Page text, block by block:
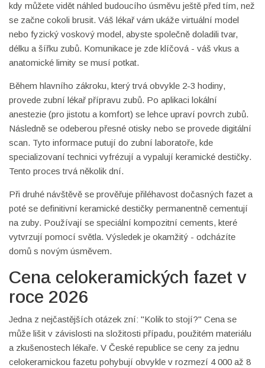
kdy můžete vidět náhled budoucího úsměvu ještě před tím, než
se začne cokoli brusit. Váš lékař vám ukáže virtuální model
nebo fyzický voskový model, abyste společně doladili tvar,
délku a šířku zubů. Komunikace je zde klíčová - váš vkus a
anatomické limity se musí potkat.
Během hlavního zákroku, který trvá obvykle 2-3 hodiny,
provede zubní lékař přípravu zubů. Po aplikaci lokální
anestezie (pro jistotu a komfort) se lehce upraví povrch zubů.
Následně se odeberou přesné otisky nebo se provede digitální
scan. Tyto informace putují do zubní laboratoře, kde
specializovaní technici vyfrézují a vypalují keramické destičky.
Tento proces trvá několik dní.
Při druhé návštěvě se prověřuje přiléhavost dočasných fazet a
poté se definitivní keramické destičky permanentně cementují
na zuby. Používají se speciální kompozitní cements, které
vytvrzují pomocí světla. Výsledek je okamžitý - odcházíte
domů s novým úsměvem.
Cena celokeramických fazet v
roce 2026
Jedna z nejčastějších otázek zní: "Kolik to stojí?" Cena se
může lišit v závislosti na složitosti případu, použitém materiálu
a zkušenostech lékaře. V České republice se ceny za jednu
celokeramickou fazetu pohybují obvykle v rozmezí 4 000 až 8